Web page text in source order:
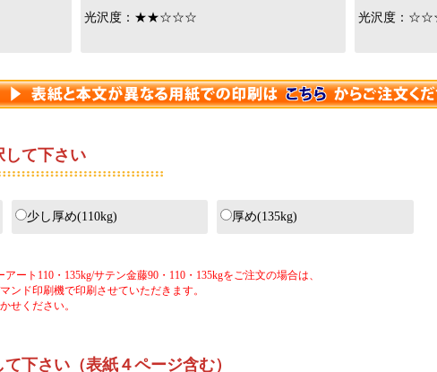
光沢度：★★☆☆☆
光沢度：
て下さい
少し厚め(110kg) 厚め(135kg)
ート110・135kg/サテン金藤90・110・135kgをご注文の場合は、
ド印刷機で印刷させていただきます。
せください。
下さい（表紙４ページ含む）